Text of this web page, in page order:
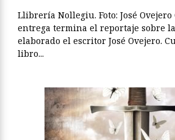
Llibrería Nollegiu. Foto: José Ovejero
entrega termina el reportaje sobre
elaborado el escritor José Ovejero.
libro...